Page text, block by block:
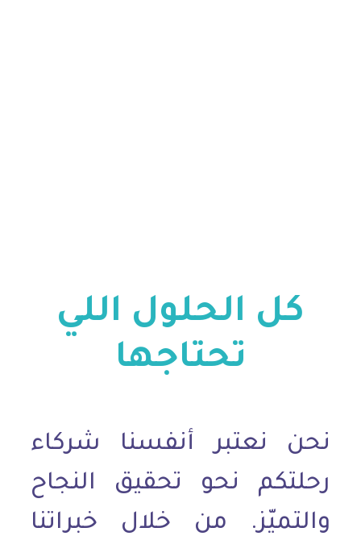
كل الحلول اللي
تحتاجها
نحن نعتبر أنفسنا شركاء
رحلتكم نحو تحقيق النجاح
والتميّز. من خلال خبراتنا